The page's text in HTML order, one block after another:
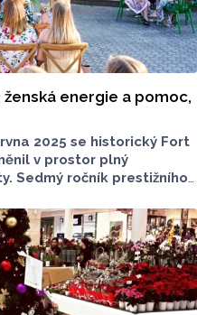
energie a pomoc,
2025 se historický Fort
v prostor plný
Sedmý ročník prestižního
agentura Sky marketing,
veřejného
kraje.